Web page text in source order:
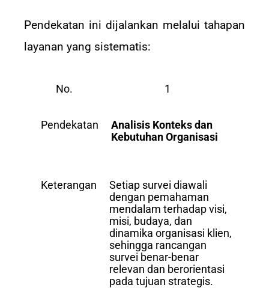
Pendekatan ini dijalankan melalui tahapan
layanan yang sistematis:
No. 1
Pendekatan
Analisis Konteks dan
Kebutuhan Organisasi
Keterangan
Setiap survei diawali
dengan pemahaman
mendalam terhadap visi,
misi, budaya, dan
dinamika organisasi klien,
sehingga rancangan
survei benar-benar
relevan dan berorientasi
pada tujuan strategis.